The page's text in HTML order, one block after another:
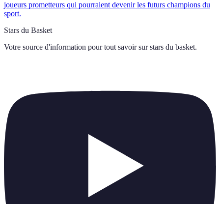
joueurs prometteurs qui pourraient devenir les futurs champions du
sport.
Stars du Basket
Votre source d'information pour tout savoir sur stars du basket.